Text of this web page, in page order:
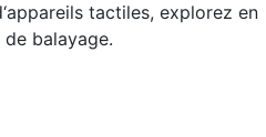
tactiles, explorez en
balayage.